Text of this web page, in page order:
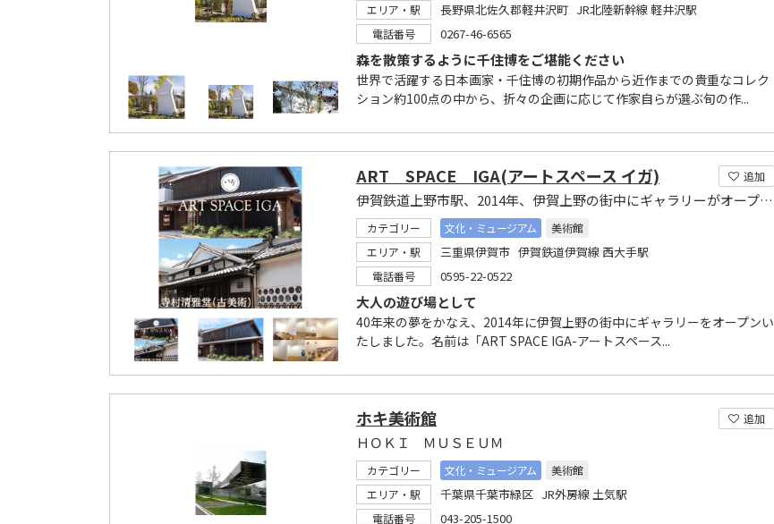
エリア・駅
長野県北佐久郡軽井沢町 JR北陸新幹線 軽井沢駅
電話番号 0267-46-6565
森を散策するように千住博をご堪能ください
世界で活躍する日本画家・千住博の初期作品から近作までの貴重なコレク
ション約100点の中から、折々の企画に応じて作家自らが選ぶ旬の作...
追加
ART SPACE IGA(アートスペース イガ)
伊賀鉄道上野市駅、2014年、伊賀上野の街中にギャラリーがオープン！
カテゴリー 文化・ミュージアム
美術館
エリア・駅
三重県伊賀市 伊賀鉄道伊賀線 西大手駅
電話番号 0595-22-0522
大人の遊び場として
40年来の夢をかなえ、2014年に伊賀上野の街中にギャラリーをオープンい
たしました。名前は「ART SPACE IGA-アートスペース...
追加
ホキ美術館
ＨＯＫＩ ＭＵＳＥＵＭ
カテゴリー 文化・ミュージアム
美術館
エリア・駅
千葉県千葉市緑区 JR外房線 土気駅
電話番号 043-205-1500